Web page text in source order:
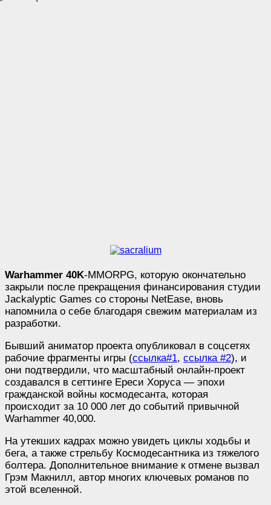
Warhammer 40K-MMORPG, которую окончательно
закрыли после прекращения финансирования студии
Jackalyptic Games со стороны NetEase, вновь
напомнила о себе благодаря свежим материалам из
разработки.
Бывший аниматор проекта опубликовал в соцсетях
рабочие фрагменты игры (ссылка#1, ссылка #2), и
они подтвердили, что масштабный онлайн-проект
создавался в сеттинге Ереси Хоруса — эпохи
гражданской войны космодесанта, которая
происходит за 10 000 лет до событий привычной
Warhammer 40,000.
На утекших кадрах можно увидеть циклы ходьбы и
бега, а также стрельбу Космодесантника из тяжелого
болтера. Дополнительное внимание к отмене вызвал
Грэм Макнилл, автор многих ключевых романов по
этой вселенной.